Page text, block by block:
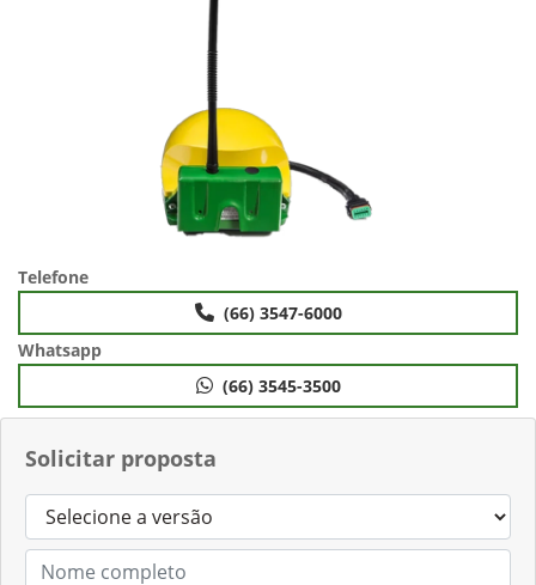
Solicitar proposta
Telefone
(66) 3547-6000
Whatsapp
(66) 3545-3500